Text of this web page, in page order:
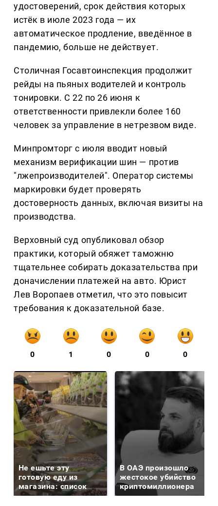
удостоверений, срок действия которых
истёк в июле 2023 года — их
автоматическое продление, введённое в
пандемию, больше не действует.
Столичная Госавтоинспекция продолжит
рейды на пьяных водителей и контроль
тонировки. С 22 по 26 июня к
ответственности привлекли более 160
человек за управление в нетрезвом виде.
Минпромторг с июля вводит новый
механизм верификации шин — против
"лжепроизводителей". Оператор системы
маркировки будет проверять
достоверность данных, включая визиты на
производства.
Верховный суд опубликовал обзор
практики, который обяжет таможню
тщательнее собирать доказательства при
доначислении платежей на авто. Юрист
Лев Воропаев отметил, что это повысит
требования к доказательной базе.
0 1 0 0 0
Не ешьте эту
готовую еду из
магазина: список
В ОАЭ произошло
жестокое убийство
криптомиллионера